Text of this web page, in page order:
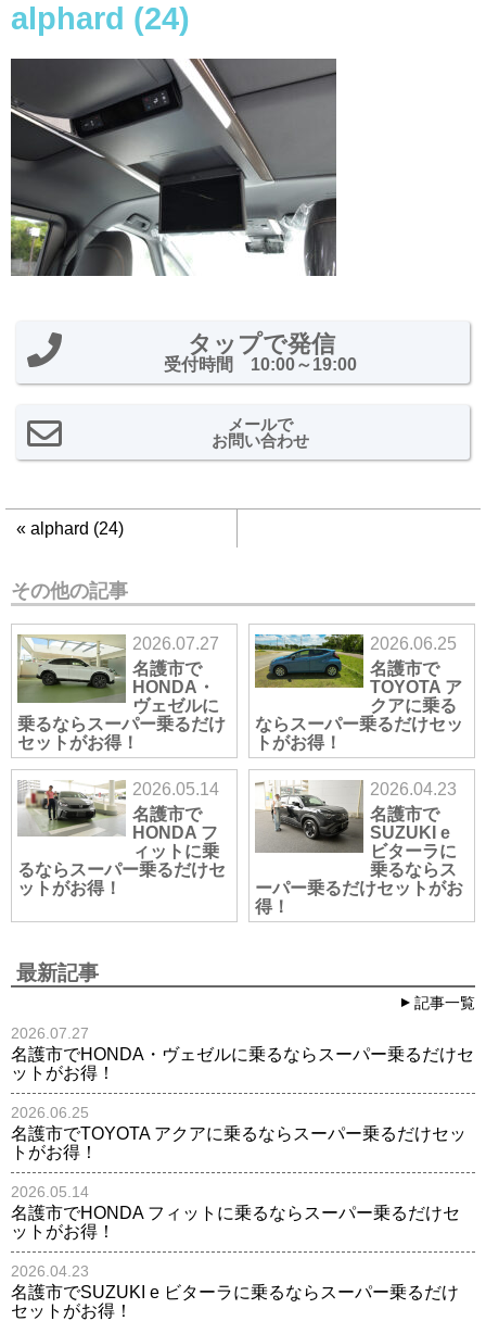
alphard (24)
タップで発信
受付時間 10:00～19:00
メールで
お問い合わせ
« alphard (24)
その他の記事
2026.07.27
名護市で
HONDA・
ヴェゼルに
乗るならスーパー乗るだけ
セットがお得！
2026.06.25
名護市で
TOYOTA ア
クアに乗る
ならスーパー乗るだけセッ
トがお得！
2026.05.14
名護市で
HONDA フ
ィットに乗
るならスーパー乗るだけセ
ットがお得！
2026.04.23
名護市で
SUZUKI e
ビターラに
乗るならス
ーパー乗るだけセットがお
得！
最新記事
記事一覧
2026.07.27
名護市でHONDA・ヴェゼルに乗るならスーパー乗るだけセ
ットがお得！
2026.06.25
名護市でTOYOTA アクアに乗るならスーパー乗るだけセッ
トがお得！
2026.05.14
名護市でHONDA フィットに乗るならスーパー乗るだけセ
ットがお得！
2026.04.23
名護市でSUZUKI e ビターラに乗るならスーパー乗るだけ
セットがお得！